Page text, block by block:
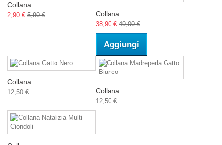
Collana...
2,90 € 5,90 € Collana...
38,90 € 49,00 €
Aggiungi
Collana...
12,50 € Collana...
12,50 €